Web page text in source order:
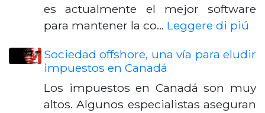
es actualmente el mejor software
para mantener la co… Leggere di piú
Sociedad offshore, una vía para eludir
impuestos en Canadá
Los impuestos en Canadá son muy
altos. Algunos especialistas aseguran